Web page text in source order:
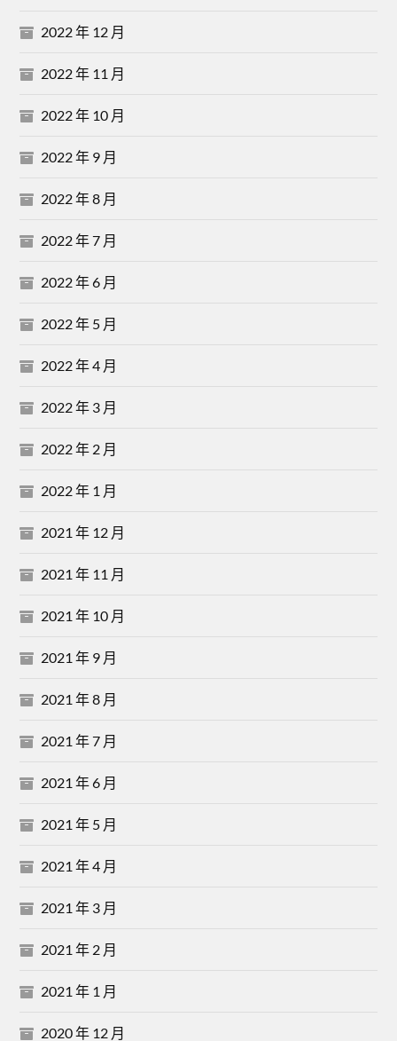
2022 年 12 月
2022 年 11 月
2022 年 10 月
2022 年 9 月
2022 年 8 月
2022 年 7 月
2022 年 6 月
2022 年 5 月
2022 年 4 月
2022 年 3 月
2022 年 2 月
2022 年 1 月
2021 年 12 月
2021 年 11 月
2021 年 10 月
2021 年 9 月
2021 年 8 月
2021 年 7 月
2021 年 6 月
2021 年 5 月
2021 年 4 月
2021 年 3 月
2021 年 2 月
2021 年 1 月
2020 年 12 月